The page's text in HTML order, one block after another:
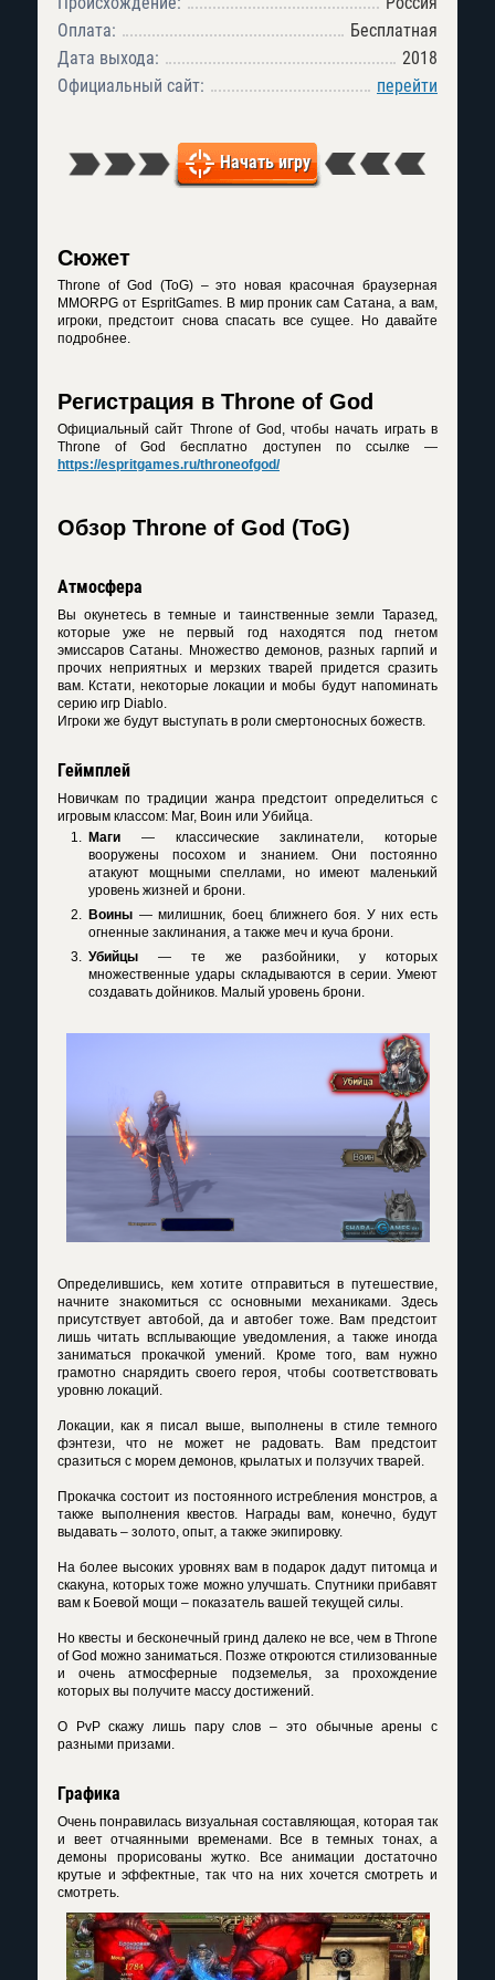
Оплата:
Бесплатная
Дата выхода:
2018
Официальный сайт:
перейти
Начать игру
Сюжет
Throne of God (ToG) – это новая красочная браузерная
MMORPG от EspritGames. В мир проник сам Сатана, а вам,
игроки, предстоит снова спасать все сущее. Но давайте
подробнее.
Регистрация в Throne of God
Официальный сайт Throne of God, чтобы начать играть в
Throne of God бесплатно доступен по ссылке —
https://espritgames.ru/throneofgod/
Обзор Throne of God (ToG)
Атмосфера
Вы окунетесь в темные и таинственные земли Таразед,
которые уже не первый год находятся под гнетом
эмиссаров Сатаны. Множество демонов, разных гарпий и
прочих неприятных и мерзких тварей придется сразить
вам. Кстати, некоторые локации и мобы будут напоминать
серию игр Diablo.
Игроки же будут выступать в роли смертоносных божеств.
Геймплей
Новичкам по традиции жанра предстоит определиться с
игровым классом: Маг, Воин или Убийца.
Маги — классические заклинатели, которые
вооружены посохом и знанием. Они постоянно
атакуют мощными спеллами, но имеют маленький
уровень жизней и брони.
Воины — милишник, боец ближнего боя. У них есть
огненные заклинания, а также меч и куча брони.
Убийцы — те же разбойники, у которых
множественные удары складываются в серии. Умеют
создавать дойников. Малый уровень брони.
Определившись, кем хотите отправиться в путешествие,
начните знакомиться сс основными механиками. Здесь
присутствует автобой, да и автобег тоже. Вам предстоит
лишь читать всплывающие уведомления, а также иногда
заниматься прокачкой умений. Кроме того, вам нужно
грамотно снарядить своего героя, чтобы соответствовать
уровню локаций.
Локации, как я писал выше, выполнены в стиле темного
фэнтези, что не может не радовать. Вам предстоит
сразиться с морем демонов, крылатых и ползучих тварей.
Прокачка состоит из постоянного истребления монстров, а
также выполнения квестов. Награды вам, конечно, будут
выдавать – золото, опыт, а также экипировку.
На более высоких уровнях вам в подарок дадут питомца и
скакуна, которых тоже можно улучшать. Спутники прибавят
вам к Боевой мощи – показатель вашей текущей силы.
Но квесты и бесконечный гринд далеко не все, чем в Throne
of God можно заниматься. Позже откроются стилизованные
и очень атмосферные подземелья, за прохождение
которых вы получите массу достижений.
О PvP скажу лишь пару слов – это обычные арены с
разными призами.
Графика
Очень понравилась визуальная составляющая, которая так
и веет отчаянными временами. Все в темных тонах, а
демоны прорисованы жутко. Все анимации достаточно
крутые и эффектные, так что на них хочется смотреть и
смотреть.